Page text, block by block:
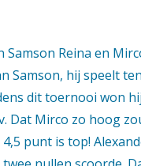
Samson Reina en
Samson, hij speelt
dit toernooi won
Dat Mirco zo hoog
punt is top!